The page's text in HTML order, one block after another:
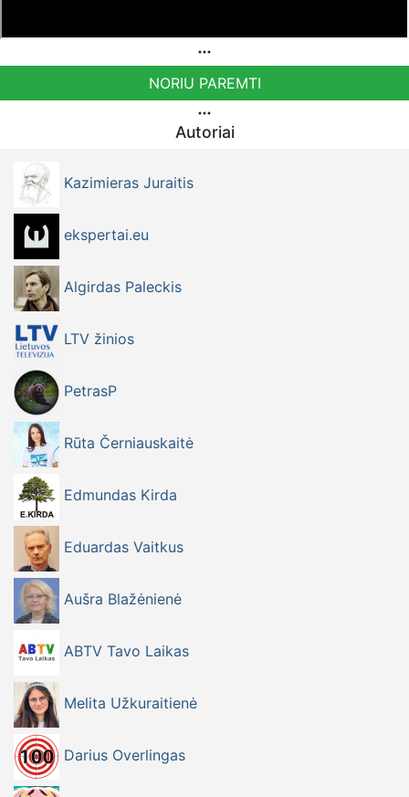
NORIU PAREMTI
Autoriai
Kazimieras Juraitis
ekspertai.eu
Algirdas Paleckis
LTV žinios
PetrasP
Rūta Černiauskaitė
Edmundas Kirda
Eduardas Vaitkus
Aušra Blažėnienė
ABTV Tavo Laikas
Melita Užkuraitienė
Darius Overlingas